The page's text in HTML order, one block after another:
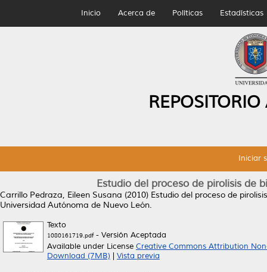
Inicio Acerca de Políticas Estadísticas
Iniciar
Estudio del proceso de pirolisis de
Carrillo Pedraza, Eileen Susana (2010) Estudio del proceso de
Universidad Autónoma de Nuevo León.
Texto
1080161719.pdf- Versión Aceptada
Available under License Creative Commons Attribution
Download (7MB)
Vista previa